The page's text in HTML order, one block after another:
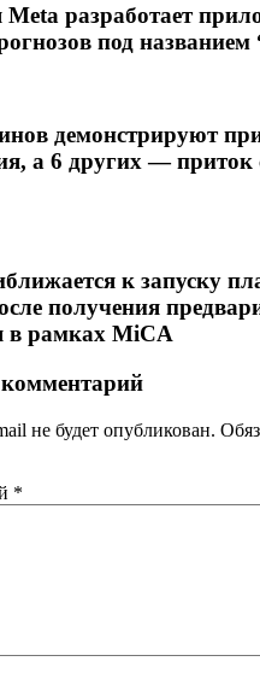
разработает
под названием
демонстрируют
а 6 других — приток
к запуску
получения
в рамках MiCA
не будет опубликован.
*